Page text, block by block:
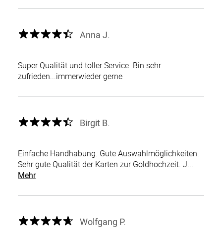
Anna J.
Super Qualität und toller Service. Bin sehr
zufrieden...immerwieder gerne
Birgit B.
Einfache Handhabung. Gute Auswahlmöglichkeiten.
Sehr gute Qualität der Karten zur Goldhochzeit. J...
Mehr
Wolfgang P.